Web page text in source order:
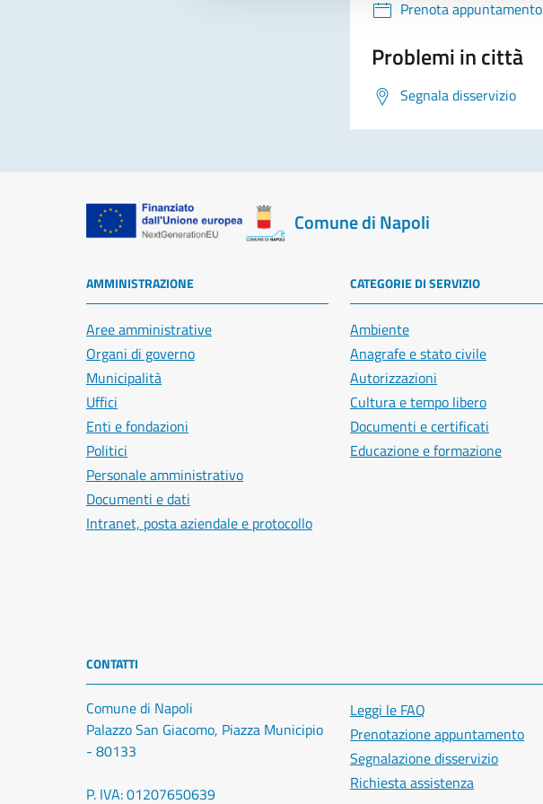
Prenota appuntamento
Problemi in città
Segnala disservizio
Comune di Napoli
AMMINISTRAZIONE
Aree amministrative
Organi di governo
Municipalità
Uffici
Enti e fondazioni
Politici
Personale amministrativo
Documenti e dati
Intranet, posta aziendale e protocollo
CATEGORIE DI SERVIZIO
Ambiente
Anagrafe e stato civile
Autorizzazioni
Cultura e tempo libero
Documenti e certificati
Educazione e formazione
CONTATTI
Comune di Napoli
Palazzo San Giacomo, Piazza Municipio
- 80133
P. IVA: 01207650639
Leggi le FAQ
Prenotazione appuntamento
Segnalazione disservizio
Richiesta assistenza